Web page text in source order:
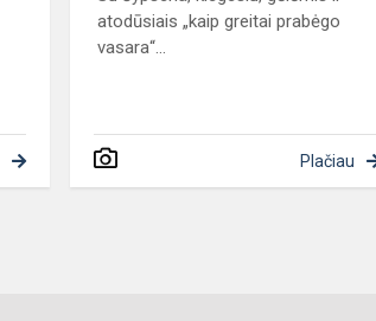
atodūsiais „kaip greitai prabėgo
vasara“...
Plačiau